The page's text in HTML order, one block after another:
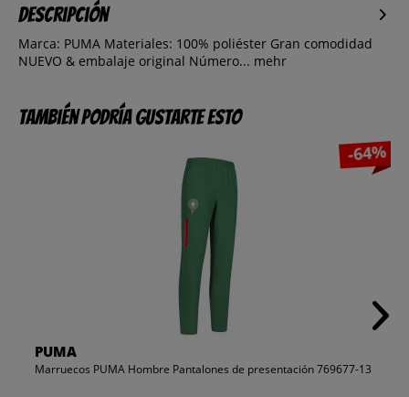
Descripción
Marca: PUMA Materiales: 100% poliéster Gran comodidad
NUEVO & embalaje original Número... mehr
También podría gustarte esto
-64%
PUMA
Marruecos PUMA Hombre Pantalones de presentación 769677-13